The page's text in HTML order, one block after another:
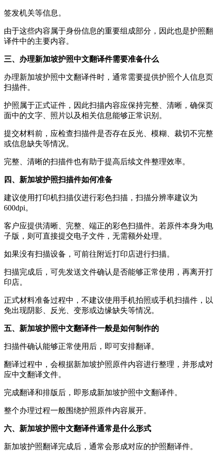
签发机关等信息。
由于这些内容属于身份信息的重要组成部分，因此也是护照翻
译件中的主要内容。
三、办理新加坡护照中文翻译件需要准备什么
办理新加坡护照中文翻译件时，通常需要提供护照个人信息页
扫描件。
护照属于正式证件，因此扫描内容应保持完整、清晰，确保页
面中的文字、照片以及相关信息能够正常识别。
提交材料前，应检查扫描件是否存在反光、模糊、裁切不完整
或信息缺失等情况。
完整、清晰的扫描件也有助于提高后续文件整理效率。
四、新加坡护照扫描件如何准备
建议使用打印机扫描仪进行彩色扫描，扫描分辨率建议为
600dpi。
客户应提供清晰、完整、端正的彩色扫描件。若原件本身为电
子版，则可直接提交电子文件，无需额外处理。
如果没有扫描设备，可前往附近打印店进行扫描。
扫描完成后，可先发送文件确认是否能够正常使用，再离开打
印店。
正式材料准备过程中，不建议使用手机拍照或手机扫描件，以
免出现阴影、反光、变形或边缘缺失等情况。
五、新加坡护照中文翻译件一般是如何制作的
扫描件确认能够正常使用后，即可安排翻译。
翻译过程中，会根据新加坡护照原件内容进行整理，并形成对
应中文翻译文件。
完成翻译和排版后，即形成新加坡护照中文翻译件。
整个办理过程一般围绕护照原件内容展开。
六、新加坡护照中文翻译件通常是什么形式
新加坡护照翻译完成后，通常会形成对应的护照翻译件。